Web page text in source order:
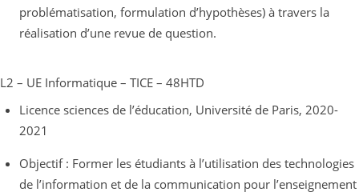
problématisation, formulation d’hypothèses) à travers la
réalisation d’une revue de question.
L2 – UE Informatique – TICE – 48HTD
Licence sciences de l’éducation, Université de Paris, 2020-
2021
Objectif : Former les étudiants à l’utilisation des technologies
de l’information et de la communication pour l’enseignement